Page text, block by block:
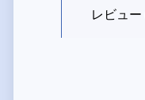
レビュー